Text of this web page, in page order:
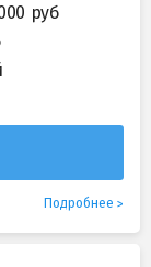
Подробнее